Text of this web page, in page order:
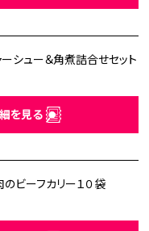
ーシュー＆角煮詰合せセット
を見る
ビーフカリー１０袋